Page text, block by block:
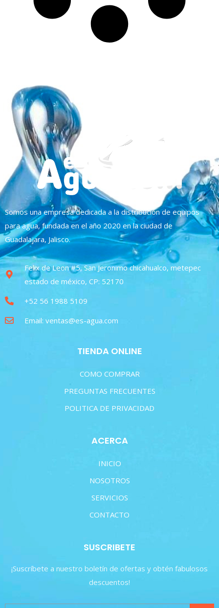
Somos una empresa dedicada a la distribución de equipos
para agua, fundada en el año 2020 en la ciudad de
Guadalajara, Jalisco.
Felix de Leon #5, San Jeronimo chicahualco, metepec
estado de méxico, CP: 52170
+52 56 1988 5109
Email: ventas@es-agua.com
TIENDA ONLINE
COMO COMPRAR
PREGUNTAS FRECUENTES
POLITICA DE PRIVACIDAD
ACERCA
INICIO
NOSOTROS
SERVICIOS
CONTACTO
SUSCRIBETE
¡Suscríbete a nuestro boletín de ofertas y obtén fabulosos
descuentos!